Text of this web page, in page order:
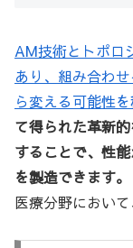
AM技術とトポロ
あり、組み合わ
ら変える可能性を
て得られた革新
することで、性
を製造できます。
医療分野におい